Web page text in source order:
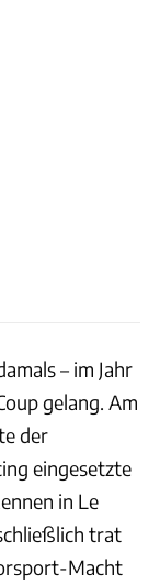
– im Jahr
gelang. Am
der
eingesetzte
in Le
trat
Macht